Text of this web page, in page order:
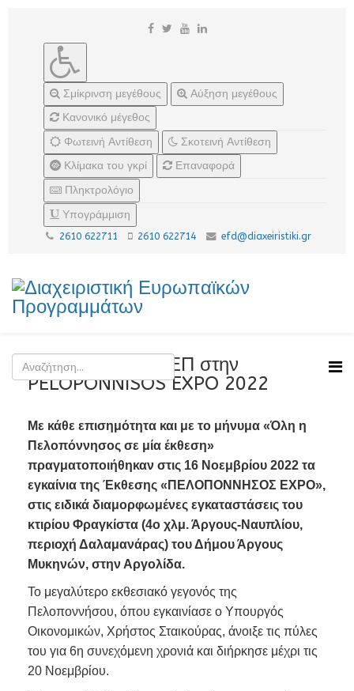
Σμίκρινση μεγέθους
Αύξηση μεγέθους
Κανονικό μέγεθος
Φωτεινή Αντίθεση
Σκοτεινή Αντίθεση
Κλίμακα του γκρί
Επαναφορά
Πληκτρολόγιο
Υπογράμμιση
2610 622711 2610 622714 efd@diaxeiristiki.gr
Συμμετοχή της ΔΕΠ στην
PELOPONNISOS EXPO 2022
Με κάθε επισημότητα και με το μήνυμα «Όλη η
Πελοπόννησος σε μία έκθεση»
πραγματοποιήθηκαν στις 16 Νοεμβρίου 2022 τα
εγκαίνια της Έκθεσης «ΠΕΛΟΠΟΝΝΗΣΟΣ EXPO»,
στις ειδικά διαμορφωμένες εγκαταστάσεις του
κτιρίου Φραγκίστα (4ο χλμ. Άργους-Ναυπλίου,
περιοχή Δαλαμανάρας) του Δήμου Άργους
Μυκηνών, στην Αργολίδα.
Το μεγαλύτερο εκθεσιακό γεγονός της
Πελοποννήσου, όπου εγκαινίασε ο Υπουργός
Οικονομικών, Χρήστος Σταικούρας, άνοιξε τις πύλες
του για 6η συνεχόμενη χρονιά και διήρκησε μέχρι τις
20 Νοεμβρίου.